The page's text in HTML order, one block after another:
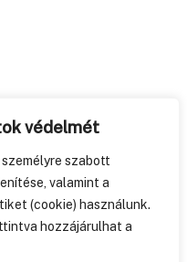
védelmét
szabott
valamint a
(cookie) használunk.
hozzájárulhat a